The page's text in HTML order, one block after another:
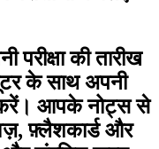
की तारीख
के साथ अपनी
करें। आपके नोट्स से
फ़्लैशकार्ड और